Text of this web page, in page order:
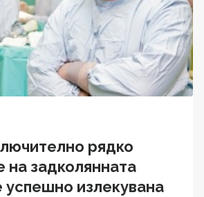
рядко
на задколянната
успешно излекувана